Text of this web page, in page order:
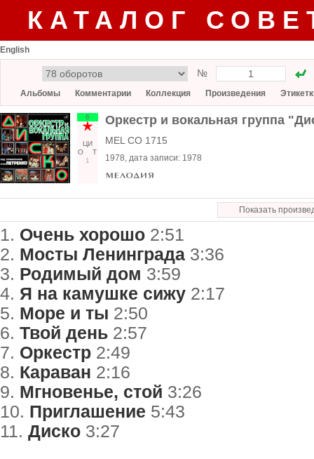
КАТАЛОГ
English
№
Альбомы Комментарии Коллекция Произведения
6
ЦИ
О
Т
1
Оркестр и вокальная группа
MEL CO 1715
1978, дата записи: 1978
Показать
1. Очень хорошо 2:51
2. Мосты Ленинграда 3:36
3. Родимый дом 3:59
4. Я на камушке сижу 2:17
5. Море и ты 2:50
6. Твой день 2:57
7. Оркестр 2:49
8. Караван 2:16
9. Мгновенье, стой 3:26
10. Приглашение 5:43
11. Диско 3:27